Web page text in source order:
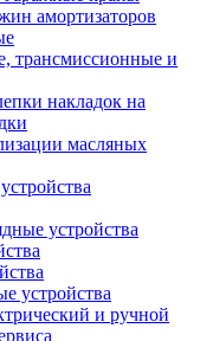
амортизаторов
трансмиссионные и
накладок на
масляных
устройства
устройства
и ручной